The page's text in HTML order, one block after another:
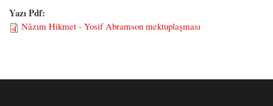
Yazı Pdf:
Nâzım Hikmet - Yosif Abramson mektuplaşması